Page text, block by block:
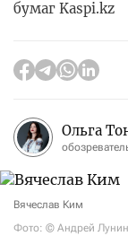
бумаг Kaspi.kz
Ольга
Вячеслав Ким
Фото: © Андрей Лунин